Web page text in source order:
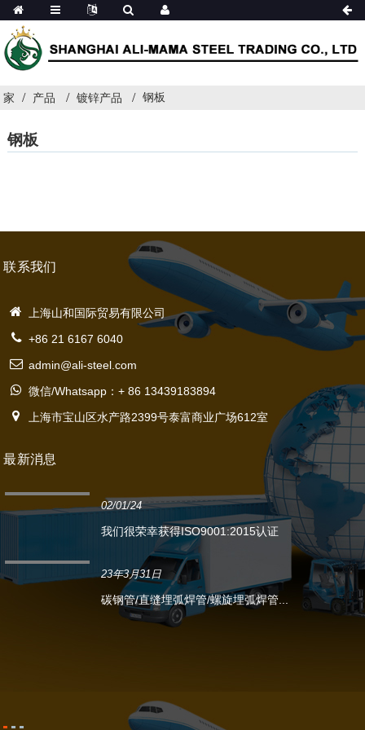
家 产品 镀锌产品 钢板
钢板
联系我们
上海山和国际贸易有限公司
+86 21 6167 6040
admin@ali-steel.com
微信/Whatsapp：+ 86 13439183894
上海市宝山区水产路2399号泰富商业广场612室
最新消息
02/01/24
我们很荣幸获得ISO9001:2015认证
23年3月31日
碳钢管/直缝埋弧焊管/螺旋埋弧焊管...